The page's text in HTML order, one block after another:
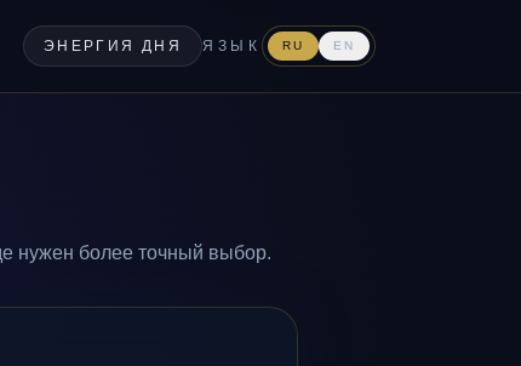
ЭНЕРГИЯ ДНЯ ЯЗЫК RU EN
нужен более точный выбор.